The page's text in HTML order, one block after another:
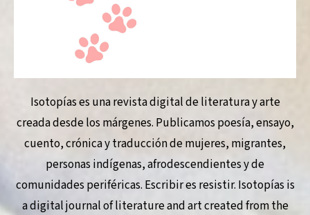
Isotopías es una revista digital de literatura y arte
creada desde los márgenes. Publicamos poesía, ensayo,
cuento, crónica y traducción de mujeres, migrantes,
personas indígenas, afrodescendientes y de
comunidades periféricas. Escribir es resistir. Isotopías is
a digital journal of literature and art created from the